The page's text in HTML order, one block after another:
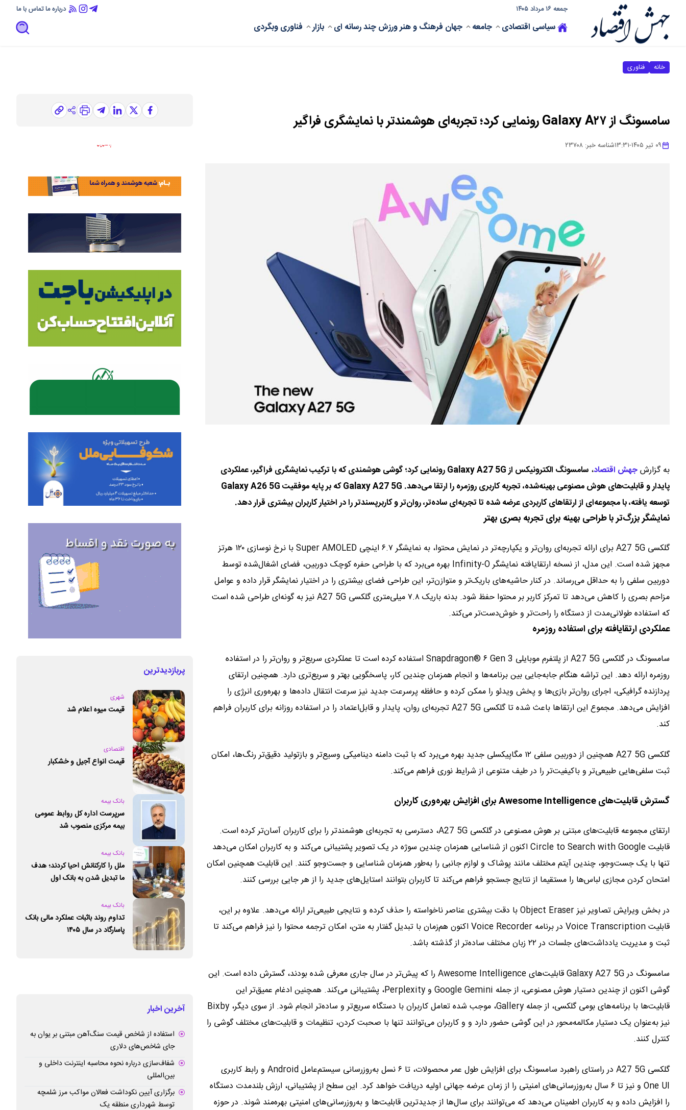
جمعه ۱۶ مرداد ۱۴۰۵ درباره ماتماس با ما
سیاسی اقتصادی جامعه جهان فرهنگ و هنرورزشچند رسانه ای بازار فناوریوبگردی
خانه فناوری
سامسونگ از Galaxy A۲۷ رونمایی کرد؛ تجربه‌ای هوشمندتر با نمایشگری فراگیر
۰۹ تیر ۱۴۰۵ -۱۳:۳۱شناسه خبر: ۲۳۷۰۸
به گزارشجهش اقتصاد،
سامسونگ الکترونیکس از Galaxy A27 5G رونمایی کرد؛ گوشی هوشمندی که با ترکیب نمایشگری فراگیر، عملکردی
پایدار و قابلیت‌های هوش مصنوعی بهینه‌شده، تجربه کاربری روزمره را ارتقا می‌دهد. Galaxy A27 5G که بر پایه موفقیت Galaxy A26 5G
توسعه یافته، با مجموعه‌ای از ارتقاهای کاربردی عرضه شده تا تجربه‌ای ساده‌تر، روان‌تر و کاربرپسندتر را در اختیار کاربران بیشتری قرار دهد.
نمایشگر بزرگ‌تر با طراحی بهینه برای تجربه بصری بهتر
گلکسی A27 5G برای ارائه تجربه‌ای روان‌تر و یکپارچه‌تر در نمایش محتوا، به نمایشگر ۶.۷ اینچی Super AMOLED با نرخ نوسازی ۱۲۰ هرتز
مجهز شده است. این مدل، از نسخه ارتقایافته نمایشگر Infinity-O بهره می‌برد که با طراحی حفره کوچک دوربین، فضای اشغال‌شده توسط
دوربین سلفی را به حداقل می‌رساند. در کنار حاشیه‌های باریک‌تر و متوازن‌تر، این طراحی فضای بیشتری را در اختیار نمایشگر قرار داده و عوامل
مزاحم بصری را کاهش می‌دهد تا تمرکز کاربر بر محتوا حفظ شود. بدنه باریک ۷.۸ میلی‌متری گلکسی A27 5G نیز به گونه‌ای طراحی شده است
که استفاده طولانی‌مدت از دستگاه را راحت‌تر و خوش‌دست‌تر می‌کند.
عملکردی ارتقایافته برای استفاده روزمره
سامسونگ در گلکسی A27 5G از پلتفرم موبایلی Snapdragon® ۶ Gen 3 استفاده کرده است تا عملکردی سریع‌تر و روان‌تر را در استفاده
روزمره ارائه دهد. این تراشه هنگام جابه‌جایی بین برنامه‌ها و انجام همزمان چندین کار، پاسخگویی بهتر و سریع‌تری دارد. همچنین ارتقای
پردازنده گرافیکی، اجرای روان‌تر بازی‌ها و پخش ویدئو را ممکن کرده و حافظه پرسرعت جدید نیز سرعت انتقال داده‌ها و بهره‌وری انرژی را
افزایش می‌دهد. مجموع این ارتقاها باعث شده تا گلکسی A27 5G تجربه‌ای روان، پایدار و قابل‌اعتماد را در استفاده روزانه برای کاربران فراهم
کند.
گلکسی A27 5G همچنین از دوربین سلفی ۱۲ مگاپیکسلی جدید بهره می‌برد که با ثبت دامنه دینامیکی وسیع‌تر و بازتولید دقیق‌تر رنگ‌ها، امکان
ثبت سلفی‌هایی طبیعی‌تر و باکیفیت‌تر را در طیف متنوعی از شرایط نوری فراهم می‌کند.
گسترش قابلیت‌های Awesome Intelligence برای افزایش بهره‌وری کاربران
ارتقای مجموعه قابلیت‌های مبتنی بر هوش مصنوعی در گلکسی A27 5G، دسترسی به تجربه‌ای هوشمندتر را برای کاربران آسان‌تر کرده است.
قابلیت Circle to Search with Google اکنون از شناسایی همزمان چندین سوژه در یک تصویر پشتیبانی می‌کند و به کاربران امکان می‌دهد
تنها با یک جست‌وجو، چندین آیتم مختلف مانند پوشاک و لوازم جانبی را به‌طور همزمان شناسایی و جست‌وجو کنند. این قابلیت همچنین امکان
امتحان کردن مجازی لباس‌ها را مستقیما از نتایج جستجو فراهم می‌کند تا کاربران بتوانند استایل‌های جدید را از هر جایی بررسی کنند.
در بخش ویرایش تصاویر نیز Object Eraser با دقت بیشتری عناصر ناخواسته را حذف کرده و نتایجی طبیعی‌تر ارائه می‌دهد. علاوه بر این،
قابلیت Voice Transcription در برنامه Voice Recorder اکنون هم‌زمان با تبدیل گفتار به متن، امکان ترجمه محتوا را نیز فراهم می‌کند تا
ثبت و مدیریت یادداشت‌های جلسات در ۲۲ زبان مختلف ساده‌تر از گذشته باشد.
سامسونگ در Galaxy A27 5G قابلیت‌های Awesome Intelligence را که پیش‌تر در سال جاری معرفی شده بودند، گسترش داده است. این
گوشی اکنون از چندین دستیار هوش مصنوعی، از جمله Google Gemini و Perplexity، پشتیبانی می‌کند. همچنین ادغام عمیق‌تر این
قابلیت‌ها با برنامه‌های بومی گلکسی، از جمله Gallery، موجب شده تعامل کاربران با دستگاه سریع‌تر و ساده‌تر انجام شود. از سوی دیگر، Bixby
نیز به‌عنوان یک دستیار مکالمه‌محور در این گوشی حضور دارد و و کاربران می‌توانند تنها با صحبت کردن، تنظیمات و قابلیت‌های مختلف گوشی را
کنترل کنند.
گلکسی A27 5G در راستای راهبرد سامسونگ برای افزایش طول عمر محصولات، تا ۶ نسل به‌روزرسانی سیستم‌عامل Android و رابط کاربری
One UI و نیز تا ۶ سال به‌روزرسانی‌های امنیتی را از زمان عرضه جهانی اولیه دریافت خواهد کرد. این سطح از پشتیبانی، ارزش بلندمدت دستگاه
را افزایش داده و به کاربران اطمینان می‌دهد که می‌توانند برای سال‌ها از جدیدترین قابلیت‌ها و به‌روزرسانی‌های امنیتی بهره‌مند شوند. در حوزه
پربازدیدترین
شهری
قیمت میوه اعلام شد
اقتصادی
قیمت انواع آجیل و خشکبار
بانک بیمه
سرپرست اداره کل روابط عمومی
بیمه مرکزی منصوب شد
بانک بیمه
ملل را کارکنانش احیا کردند؛ هدف
ما تبدیل شدن به بانک اول
بانک بیمه
تداوم روند باثبات عملکرد مالی بانک
پاسارگاد در سال ۱۴۰۵
آخرین اخبار
استفاده از شاخص قیمت سنگ‌آهن مبتنی بر یوان به
جای شاخص‌های دلاری
شفاف‌سازی درباره نحوه محاسبه اینترنت داخلی و
بین‌المللی
برگزاری آیین نکوداشت فعالان مواکب مرز شلمچه
توسط شهرداری منطقه یک